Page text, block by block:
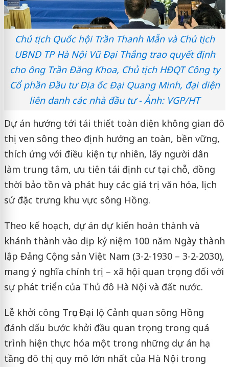
Chủ tịch Quốc hội Trần Thanh Mẫn và Chủ tịch
UBND TP Hà Nội Vũ Đại Thắng trao quyết định
cho ông Trần Đăng Khoa, Chủ tịch HĐQT Công ty
Cổ phần Đầu tư Địa ốc Đại Quang Minh, đại diện
liên danh các nhà đầu tư - Ảnh: VGP/HT
Dự án hướng tới tái thiết toàn diện không gian đô
thị ven sông theo định hướng an toàn, bền vững,
thích ứng với điều kiện tự nhiên, lấy người dân
làm trung tâm, ưu tiên tái định cư tại chỗ, đồng
thời bảo tồn và phát huy các giá trị văn hóa, lịch
sử đặc trưng khu vực sông Hồng.
Theo kế hoạch, dự án dự kiến hoàn thành và
khánh thành vào dịp kỷ niệm 100 năm Ngày thành
lập Đảng Cộng sản Việt Nam (3-2-1930 – 3-2-2030),
mang ý nghĩa chính trị – xã hội quan trọng đối với
sự phát triển của Thủ đô Hà Nội và đất nước.
Lễ khởi công Trục Đại lộ Cảnh quan sông Hồng
đánh dấu bước khởi đầu quan trọng trong quá
trình hiện thực hóa một trong những dự án hạ
tầng đô thị quy mô lớn nhất của Hà Nội trong